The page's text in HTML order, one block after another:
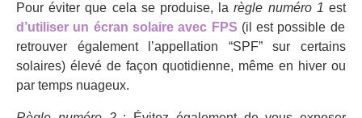
Pour éviter que cela se produise, larègle numéro 1 est
d’utiliser un écran solaire avec FPS (il est possible de
retrouver également l’appellation “SPF” sur certains
solaires) élevé de façon quotidienne, même en hiver ou
par temps nuageux.